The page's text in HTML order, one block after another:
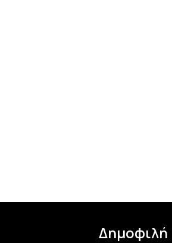
Δημοφιλή